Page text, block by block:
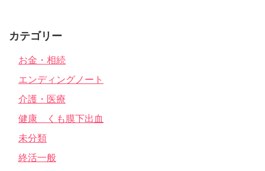
カテゴリー
お金・相続
エンディングノート
介護・医療
健康 くも膜下出血
未分類
終活一般